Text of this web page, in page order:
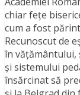
chiar feţe
cum a fost
Recunoscut de
în văţământului,
şi sistemului
însărcinat să